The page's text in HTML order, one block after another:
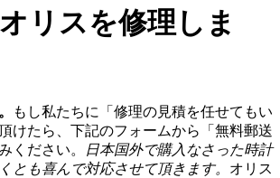
リスを修理しま
もし私たちに「修理の見積を任せてもい
けたら、下記のフォームから「無料郵送
ください。
日本国外で購入なさった時計
とも喜んで対応させて頂きます。 オリス